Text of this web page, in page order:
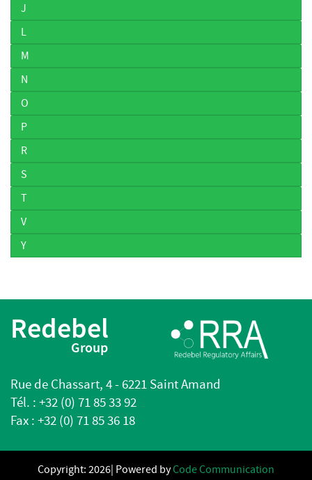
J
L
M
N
O
P
R
S
T
V
Y
Redebel
Group
Rue de Chassart, 4 - 6221 Saint Amand
Tél. : +32 (0) 71 85 33 92
Fax : +32 (0) 71 85 36 18
Copyright: 2026| Powered byCode Communication